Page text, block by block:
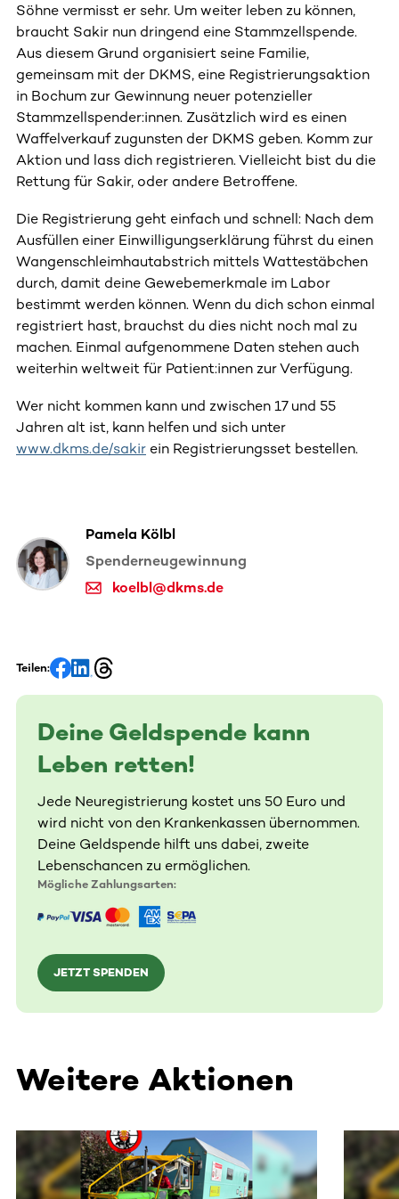
Söhne vermisst er sehr. Um weiter leben zu können,
braucht Sakir nun dringend eine Stammzellspende.
Aus diesem Grund organisiert seine Familie,
gemeinsam mit der DKMS, eine Registrierungsaktion
in Bochum zur Gewinnung neuer potenzieller
Stammzellspender:innen. Zusätzlich wird es einen
Waffelverkauf zugunsten der DKMS geben. Komm zur
Aktion und lass dich registrieren. Vielleicht bist du die
Rettung für Sakir, oder andere Betroffene.
Die Registrierung geht einfach und schnell: Nach dem
Ausfüllen einer Einwilligungserklärung führst du einen
Wangenschleimhautabstrich mittels Wattestäbchen
durch, damit deine Gewebemerkmale im Labor
bestimmt werden können. Wenn du dich schon einmal
registriert hast, brauchst du dies nicht noch mal zu
machen. Einmal aufgenommene Daten stehen auch
weiterhin weltweit für Patient:innen zur Verfügung.
Wer nicht kommen kann und zwischen 17 und 55
Jahren alt ist, kann helfen und sich unter
www.dkms.de/sakir ein Registrierungsset bestellen.
Pamela Kölbl
Spenderneugewinnung
koelbl@dkms.de
Teilen:
Deine Geldspende kann
Leben retten!
Jede Neuregistrierung kostet uns 50 Euro und
wird nicht von den Krankenkassen übernommen.
Deine Geldspende hilft uns dabei, zweite
Lebenschancen zu ermöglichen.
Mögliche Zahlungsarten:
JETZT SPENDEN
Weitere Aktionen
Dieser Bereich enthält horizontal scrollbare Inhalte.